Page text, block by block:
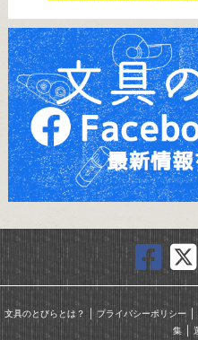
文具のとびらとは？ ｜ プライバシーポリシー｜
集｜